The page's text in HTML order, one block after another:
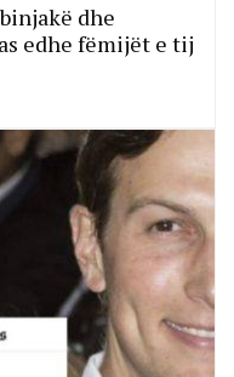
dhe
edhe fëmijët e tij